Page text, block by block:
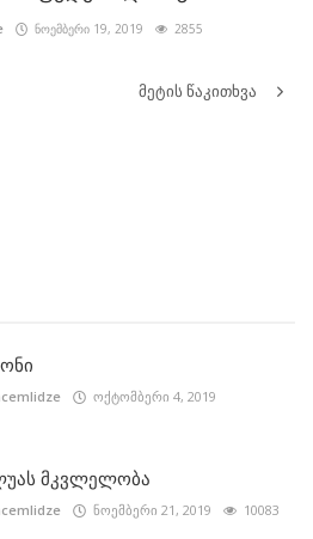
ნოემბერი 19, 2019 2855
მეტის წაკითხვა
ოქტომბერი 4, 2019
მკვლელობა
ნოემბერი 21, 2019 10083